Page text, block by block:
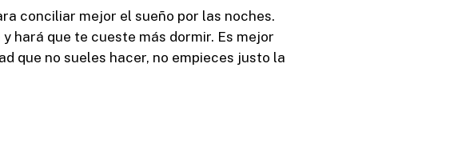
conciliar mejor el sueño por las noches.
hará que te cueste más dormir. Es mejor
que no sueles hacer, no empieces justo la